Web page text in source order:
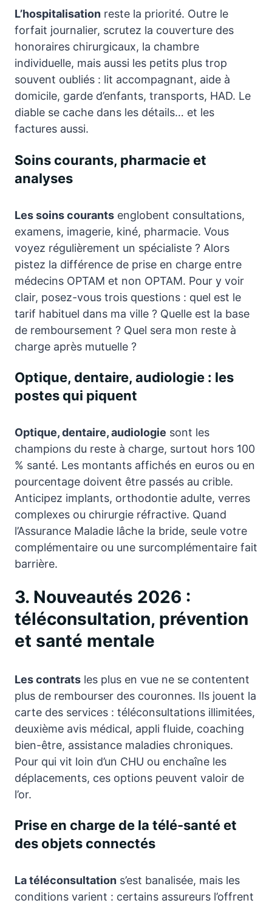
L’hospitalisation reste la priorité. Outre le
forfait journalier, scrutez la couverture des
honoraires chirurgicaux, la chambre
individuelle, mais aussi les petits plus trop
souvent oubliés : lit accompagnant, aide à
domicile, garde d’enfants, transports, HAD. Le
diable se cache dans les détails… et les
factures aussi.
Soins courants, pharmacie et
analyses
Les soins courants englobent consultations,
examens, imagerie, kiné, pharmacie. Vous
voyez régulièrement un spécialiste ? Alors
pistez la différence de prise en charge entre
médecins OPTAM et non OPTAM. Pour y voir
clair, posez-vous trois questions : quel est le
tarif habituel dans ma ville ? Quelle est la base
de remboursement ? Quel sera mon reste à
charge après mutuelle ?
Optique, dentaire, audiologie : les
postes qui piquent
Optique, dentaire, audiologie sont les
champions du reste à charge, surtout hors 100
% santé. Les montants affichés en euros ou en
pourcentage doivent être passés au crible.
Anticipez implants, orthodontie adulte, verres
complexes ou chirurgie réfractive. Quand
l’Assurance Maladie lâche la bride, seule votre
complémentaire ou une surcomplémentaire fait
barrière.
3. Nouveautés 2026 :
téléconsultation, prévention
et santé mentale
Les contrats les plus en vue ne se contentent
plus de rembourser des couronnes. Ils jouent la
carte des services : téléconsultations illimitées,
deuxième avis médical, appli fluide, coaching
bien-être, assistance maladies chroniques.
Pour qui vit loin d’un CHU ou enchaîne les
déplacements, ces options peuvent valoir de
l’or.
Prise en charge de la télé-santé et
des objets connectés
La téléconsultation s’est banalisée, mais les
conditions varient : certains assureurs l’offrent